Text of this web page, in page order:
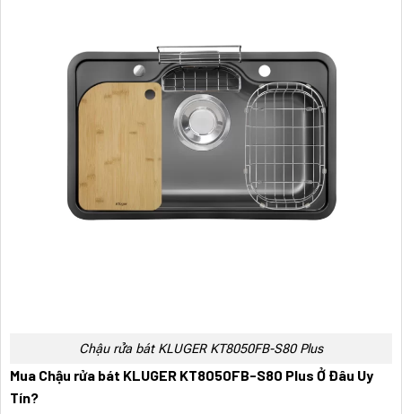
Chậu rửa bát KLUGER KT8050FB-S80 Plus
Mua Chậu rửa bát KLUGER KT8050FB-S80 Plus Ở Đâu Uy
Tín?